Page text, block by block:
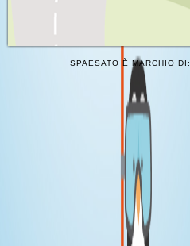
SPAESATO È MARCHIO DI: